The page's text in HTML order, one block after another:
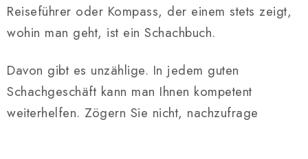
Reiseführer oder Kompass, der einem stets zeigt,
wohin man geht, ist ein Schachbuch.
Davon gibt es unzählige. In jedem guten
Schachgeschäft kann man Ihnen kompetent
weiterhelfen. Zögern Sie nicht, nachzufrage